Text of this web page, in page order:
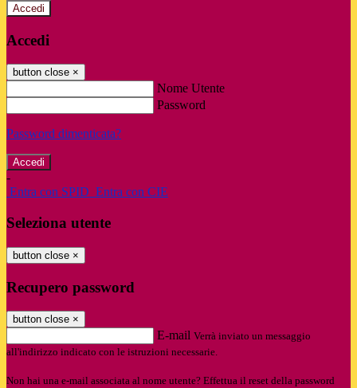
Accedi
Accedi
button close ×
Nome Utente
Password
Password dimenticata?
-
Entra con SPID Entra con CIE
Seleziona utente
button close ×
Recupero password
button close ×
E-mail Verrà inviato un messaggio
all'indirizzo indicato con le istruzioni necessarie.
Non hai una e-mail associata al nome utente? Effettua il reset della password